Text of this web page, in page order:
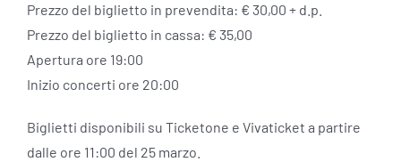
Prezzo del biglietto in prevendita: € 30,00 + d.p.
Prezzo del biglietto in cassa: € 35,00
Apertura ore 19:00
Inizio concerti ore 20:00
Biglietti disponibili su Ticketone e Vivaticket a partire
dalle ore 11:00 del 25 marzo.